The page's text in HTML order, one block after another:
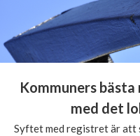
Kommuners
med det
Syftet med registret är att